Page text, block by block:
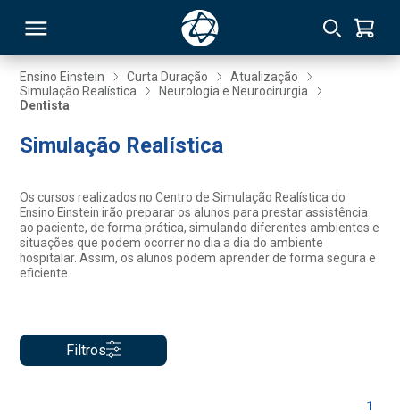
Ensino Einstein Curta Duração
Atualização
Simulação Realística
Neurologia e Neurocirurgia
Dentista
Simulação Realística
Os cursos realizados no Centro de Simulação Realística do
Ensino Einstein irão preparar os alunos para prestar assistência
ao paciente, de forma prática, simulando diferentes ambientes e
situações que podem ocorrer no dia a dia do ambiente
hospitalar. Assim, os alunos podem aprender de forma segura e
eficiente.
Filtros
1